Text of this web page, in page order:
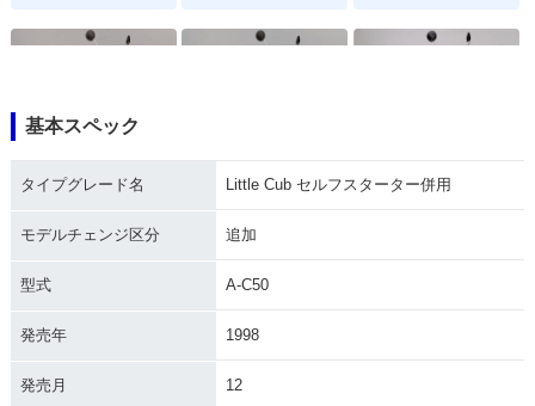
セルフスターター併
ジ
キックタイプ・マイ
Special セルフスタ
基本スペック
タイプグレード名 Little Cub セルフスターター併用
モデルチェンジ区分 追加
型式 A-C50
発売年 1998
発売月 12